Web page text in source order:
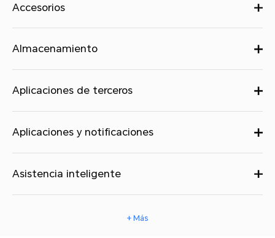
Accesorios
Almacenamiento
Aplicaciones de terceros
Aplicaciones y notificaciones
Asistencia inteligente
+ Más